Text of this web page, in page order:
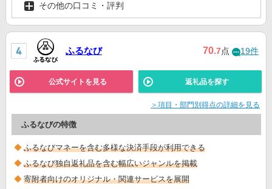
その他の口コミ・評判
ふるなび 70.7点 19件
公式サイトを見る 返礼品を探す
＞項目・部門別得点の詳細を見る
ふるなびの特徴
ふるなびマネーを含む多様な決済手段が利用できる
ふるなび独自返礼品を含む幅広いジャンルを掲載
寄附者向けのオリジナル・関連サービスを展開